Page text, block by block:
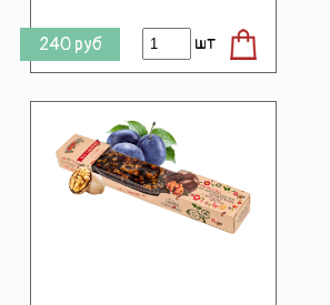
240 руб шт